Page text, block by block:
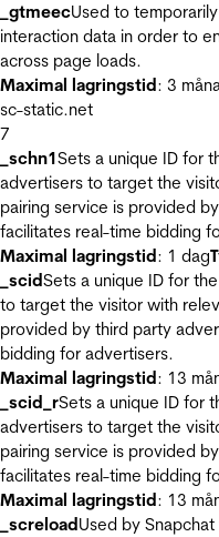
_gtmeecUsed to
interaction data in order to
across page loads.
Maximal lagringstid: 3
sc-static.net
7
_schn1Sets a unique ID for
advertisers to target the
pairing service is provided
facilitates real-time bidding
Maximal lagringstid: 1 dag
_scidSets a unique ID for
to target the visitor with
provided by third party
bidding for advertisers.
Maximal lagringstid: 13
_scid_rSets a unique ID for
advertisers to target the
pairing service is provided
facilitates real-time bidding
Maximal lagringstid: 13
_screloadUsed by